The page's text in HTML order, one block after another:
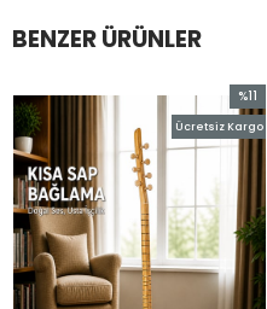
BENZER ÜRÜNLER
İndirim
%11İndirim
Ücretsiz Kargo